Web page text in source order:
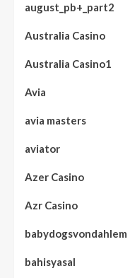
august_pb+_part2
Australia Casino
Australia Casino1
Avia
avia masters
aviator
Azer Casino
Azr Casino
babydogsvondahlem
bahisyasal